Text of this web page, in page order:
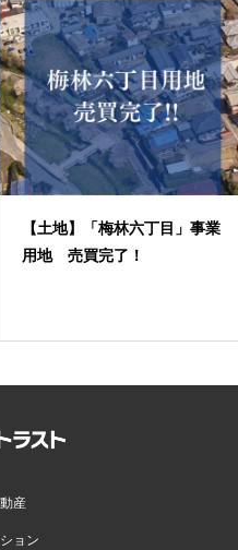
【土地】「梅林六丁目」事業
用地 売買完了！
動産
ョン